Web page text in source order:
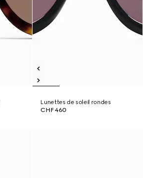
Lunettes de soleil rondes
CHF 460